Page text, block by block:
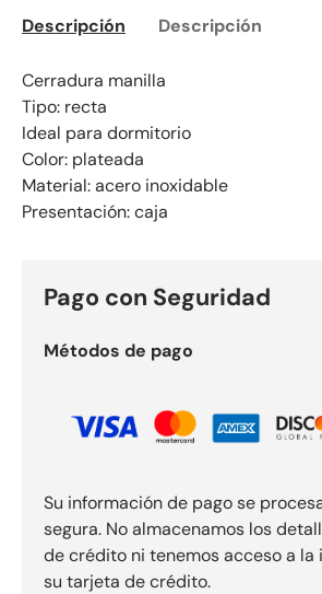
Descripción Descripción
Cerradura manilla
Tipo: recta
Ideal para dormitorio
Color: plateada
Material: acero inoxidable
Presentación: caja
Pago con Seguridad
Métodos de pago
Su información de pago se
segura. No almacenamos los
de crédito ni tenemos acceso a la
su tarjeta de crédito.